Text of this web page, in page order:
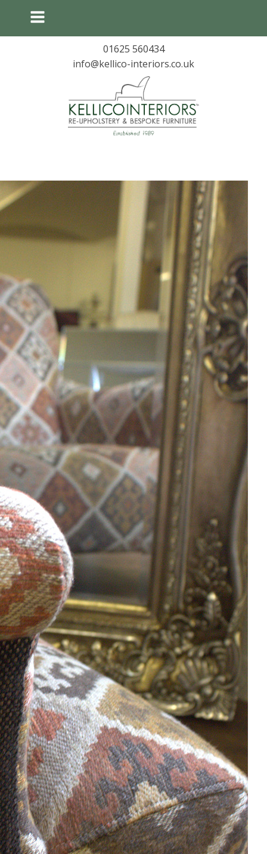
01625 560434
info@kellico-interiors.co.uk